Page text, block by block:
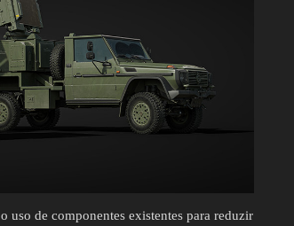
de componentes existentes para reduzir